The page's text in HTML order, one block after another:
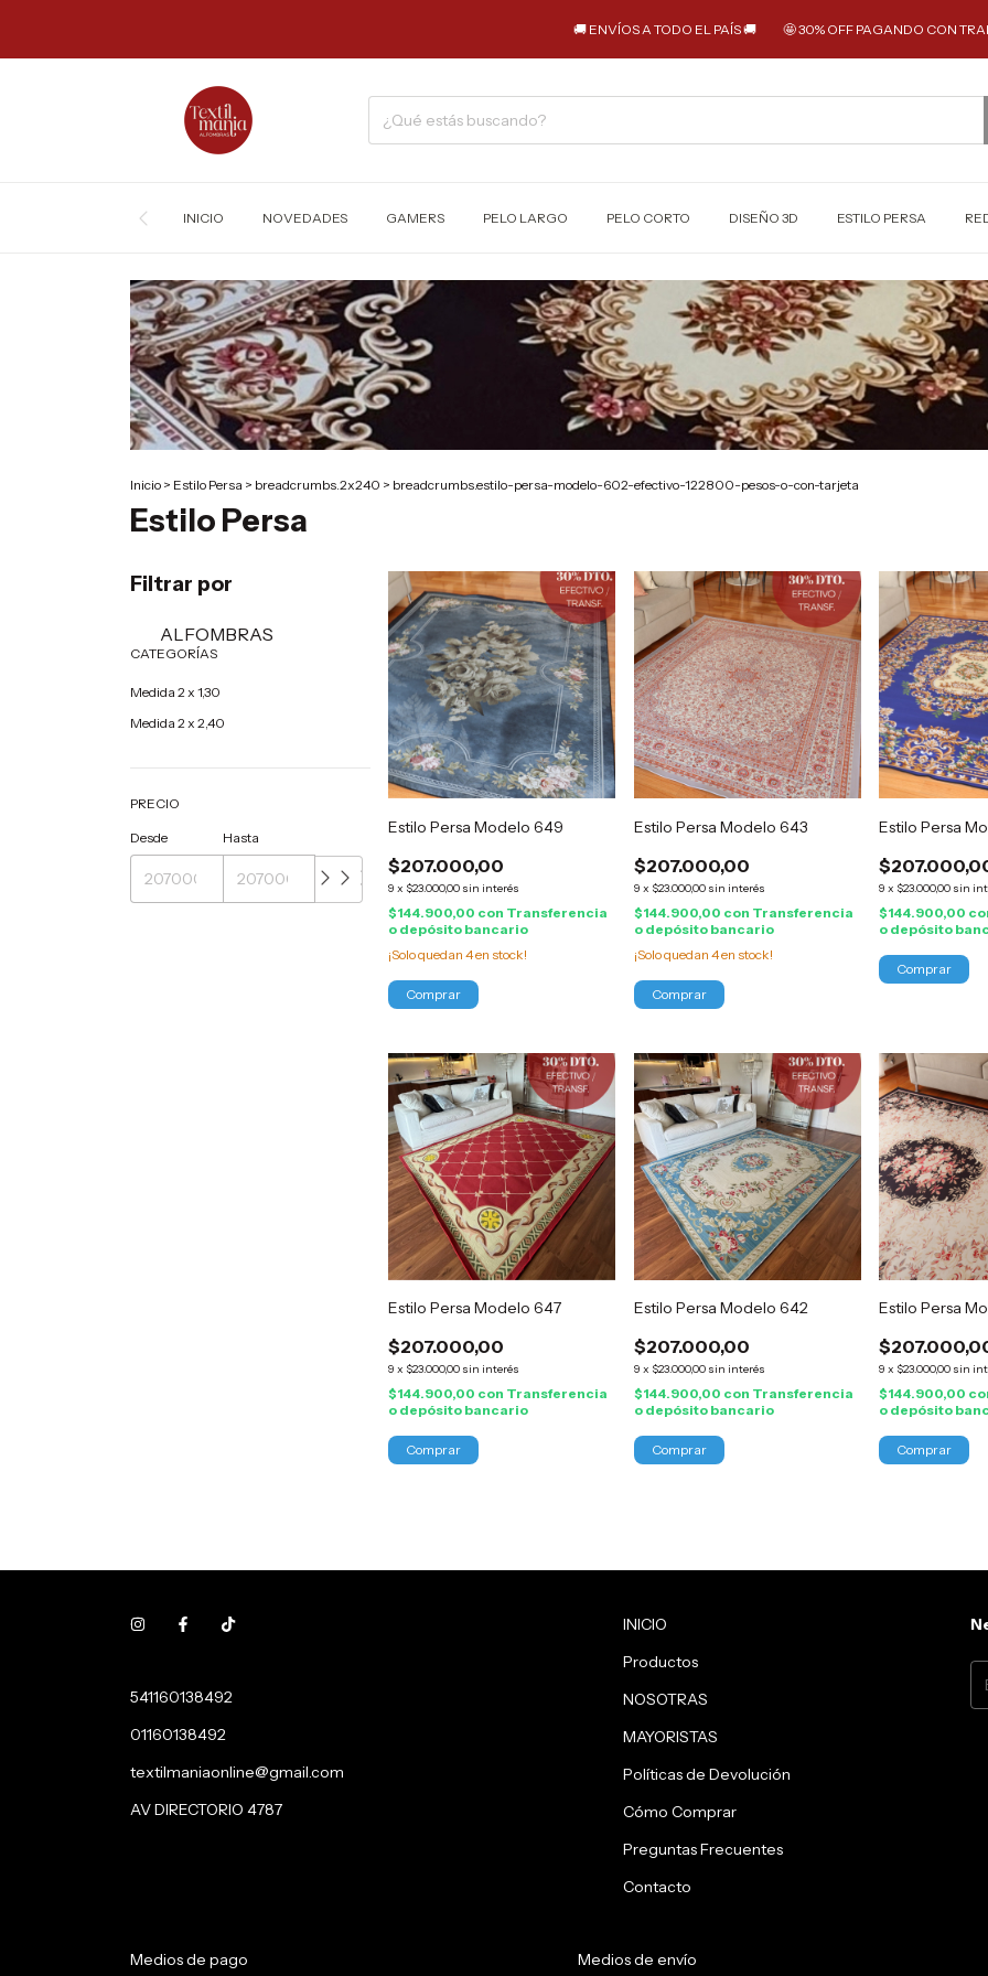
🚚 ENVÍOS A TODO EL PAÍS 🚚 🤩 30% OFF PAGANDO CON
INICIO NOVEDADES GAMERS PELO LARGO PELO CORTO DISEÑO 3D ESTILO PERSA
Inicio > Estilo Persa > breadcrumbs.2x240 > breadcrumbs.estilo-persa-modelo-602-efectivo-122800-pesos-o-con-tarjeta
Estilo Persa
Filtrar por
ALFOMBRAS
CATEGORÍAS
Medida 2 x 1,30
Medida 2 x 2,40
PRECIO
Desde Hasta
Estilo Persa Modelo 649
$207.000,00
9 x $23.000,00 sin interés
$144.900,00 con Transferencia
o depósito bancario
¡Solo quedan4en stock!
Estilo Persa Modelo 643
$207.000,00
9 x $23.000,00 sin interés
$144.900,00 con Transferencia
o depósito bancario
¡Solo quedan 4en stock!
Estilo Persa
9 x $23.000,00 sin
$144.900,00
o depósito
Estilo Persa Modelo 647
$207.000,00
9 x $23.000,00 sin interés
$144.900,00 con Transferencia
o depósito bancario
Estilo Persa Modelo 642
$207.000,00
9 x $23.000,00 sin interés
$144.900,00 con Transferencia
o depósito bancario
Estilo Persa
9 x $23.000,00 sin
$144.900,00
o depósito
541160138492
01160138492
textilmaniaonline@gmail.com
AV DIRECTORIO 4787
INICIO
Productos
NOSOTRAS
MAYORISTAS
Políticas de Devolución
Cómo Comprar
Preguntas Frecuentes
Contacto
Medios de pago Medios de envío